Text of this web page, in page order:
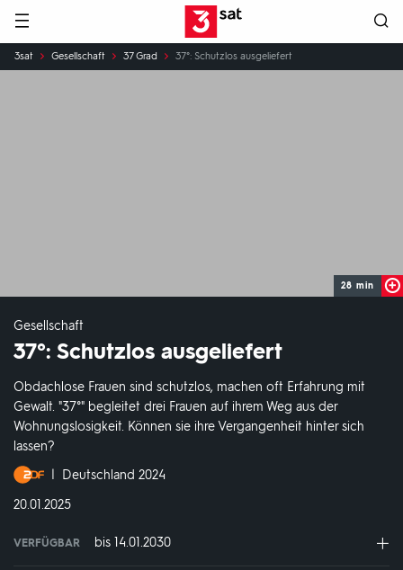
Hauptnavigation 3SAT
Sie
sind
3sat Gesellschaft 37 Grad 37°: Schutzlos ausgeliefert
28 min
Gesellschaft
37°: Schutzlos ausgeliefert
Obdachlose Frauen sind schutzlos, machen oft Erfahrung mit
Gewalt. "37°" begleitet drei Frauen auf ihrem Weg aus der
Wohnungslosigkeit. Können sie ihre Vergangenheit hinter sich
lassen?
Produktionsland
und
jahr:
Deutschland 2024
DATUM:
20.01.2025
VERFÜGBAR bis 14.01.2030